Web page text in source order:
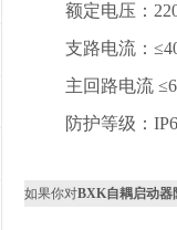
额定电压：
支路电流：
主回路电流
防护等级：
如果你对BXK自耦启动器